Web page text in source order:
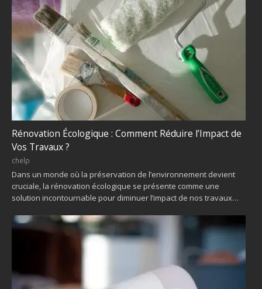
Rénovation Écologique : Comment Réduire l’Impact de
Vos Travaux ?
chelp
Dans un monde où la préservation de l’environnement devient
cruciale, la rénovation écologique se présente comme une
solution incontournable pour diminuer l’impact de nos travaux…